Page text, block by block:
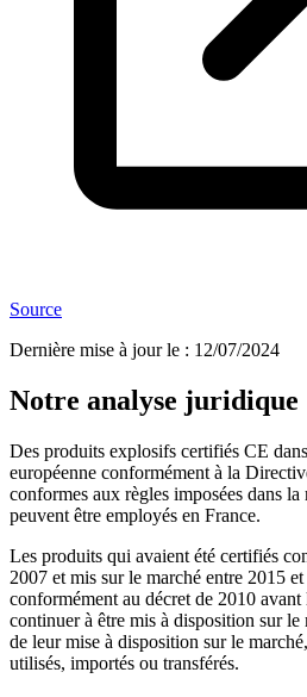
Source
Dernière mise à jour le : 12/07/2024
Notre analyse juridique
Des produits explosifs certifiés CE
européenne conformément à la
conformes aux règles imposées dans
peuvent être employés en France.
Les produits qui avaient été certifiés
2007 et mis sur le marché entre 2015
conformément au décret de 2010
continuer à être mis à disposition sur le
de leur mise à disposition sur le
utilisés, importés ou transférés.